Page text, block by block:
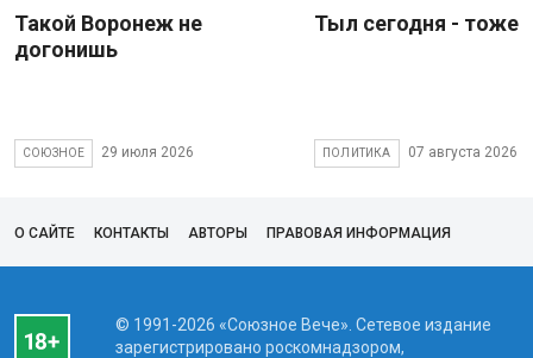
Такой Воронеж не
догонишь
СОЮЗНОЕ 29 июля 2026
Тыл сегодня - тоже
ПОЛИТИКА 07 августа 2026
О САЙТЕ КОНТАКТЫ АВТОРЫ ПРАВОВАЯ ИНФОРМАЦИЯ
© 1991-2026 «Союзное Вече». Сетевое издание
зарегистрировано роскомнадзором,